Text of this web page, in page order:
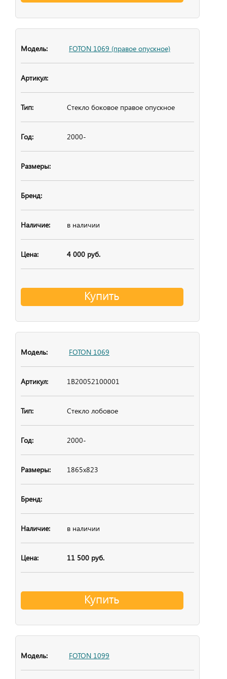
FOTON 1069 (правое опускное)
Стекло боковое правое опускное
2000-
в наличии
4 000 руб.
Купить
FOTON 1069
1B20052100001
Стекло лобовое
2000-
1865х823
в наличии
11 500 руб.
Купить
FOTON 1099